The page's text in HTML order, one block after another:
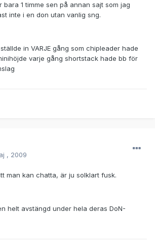
bara 1 timme sen på annan sajt som jag
inte i en don utan vanlig sng.
in VARJE gång som chipleader hade
varje gång shortstack hade bb för
, 2009
man kan chatta, är ju solklart fusk.
helt avstängd under hela deras DoN-